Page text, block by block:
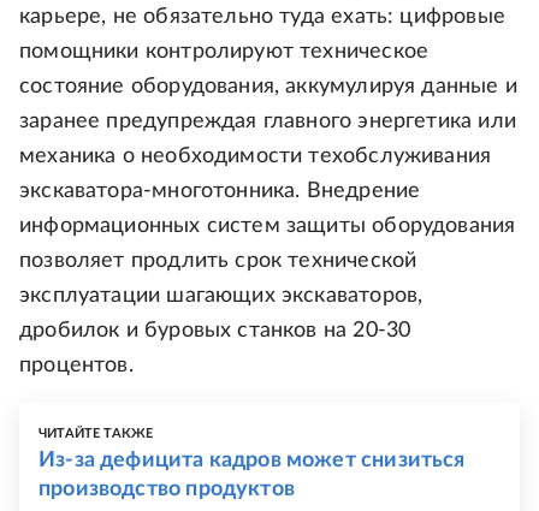
карьере, не обязательно туда ехать: цифровые
помощники контролируют техническое
состояние оборудования, аккумулируя данные и
заранее предупреждая главного энергетика или
механика о необходимости техобслуживания
экскаватора-многотонника. Внедрение
информационных систем защиты оборудования
позволяет продлить срок технической
эксплуатации шагающих экскаваторов,
дробилок и буровых станков на 20-30
процентов.
ЧИТАЙТЕ ТАКЖЕ
Из-за дефицита кадров может снизиться
производство продуктов